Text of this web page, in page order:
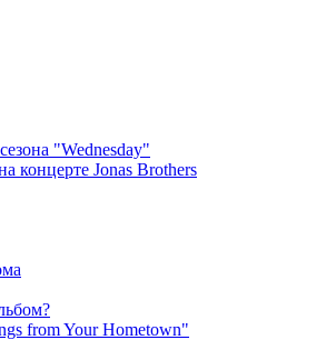
"Wednesday"
концерте Jonas Brothers
from Your Hometown"